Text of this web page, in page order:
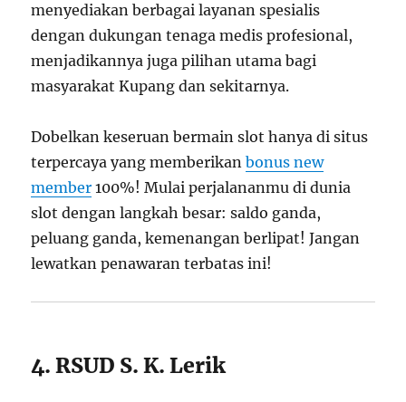
menyediakan berbagai layanan spesialis
dengan dukungan tenaga medis profesional,
menjadikannya juga pilihan utama bagi
masyarakat Kupang dan sekitarnya.
Dobelkan keseruan bermain slot hanya di situs
terpercaya yang memberikanbonus new
member 100%! Mulai perjalananmu di dunia
slot dengan langkah besar: saldo ganda,
peluang ganda, kemenangan berlipat! Jangan
lewatkan penawaran terbatas ini!
4. RSUD S. K. Lerik